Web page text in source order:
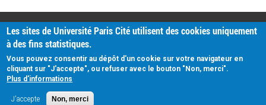
PRATIQUE
Plan d'accès
Intranet
Mentions légales
Données personnelles
Les sites de Université Paris Cité utilisent des cookies uniquement
à des fins statistiques.
Vous pouvez consentir au dépôt d'un cookie sur votre navigateur en
cliquant sur "J'accepte", ou refuser avec le bouton "Non, merci".
Plus d'informations
J'accepte Non, merci